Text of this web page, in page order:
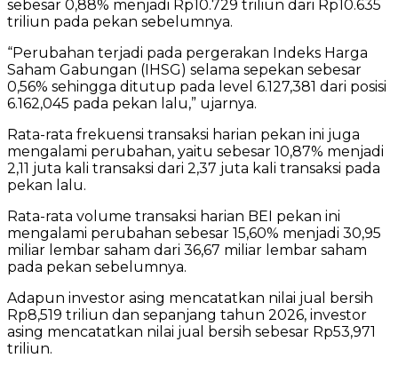
sebesar 0,88% menjadi Rp10.729 triliun dari Rp10.635
triliun pada pekan sebelumnya.
“Perubahan terjadi pada pergerakan Indeks Harga
Saham Gabungan (IHSG) selama sepekan sebesar
0,56% sehingga ditutup pada level 6.127,381 dari posisi
6.162,045 pada pekan lalu,” ujarnya.
Rata-rata frekuensi transaksi harian pekan ini juga
mengalami perubahan, yaitu sebesar 10,87% menjadi
2,11 juta kali transaksi dari 2,37 juta kali transaksi pada
pekan lalu.
Rata-rata volume transaksi harian BEI pekan ini
mengalami perubahan sebesar 15,60% menjadi 30,95
miliar lembar saham dari 36,67 miliar lembar saham
pada pekan sebelumnya.
Adapun investor asing mencatatkan nilai jual bersih
Rp8,519 triliun dan sepanjang tahun 2026, investor
asing mencatatkan nilai jual bersih sebesar Rp53,971
triliun.